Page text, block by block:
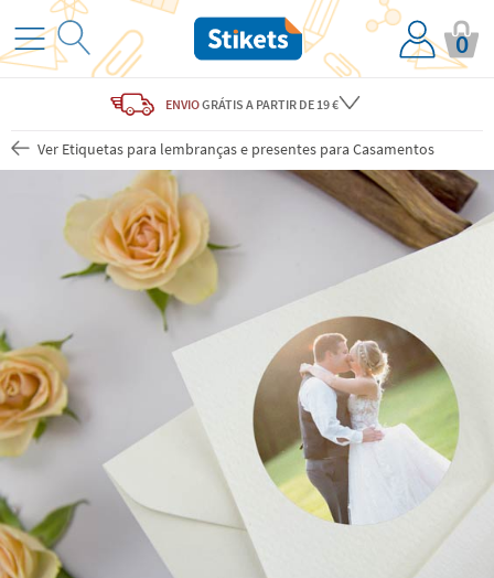
0
ENVIOGRÁTIS A PARTIR DE 19 €
Ver Etiquetas para lembranças e presentes para Casamentos